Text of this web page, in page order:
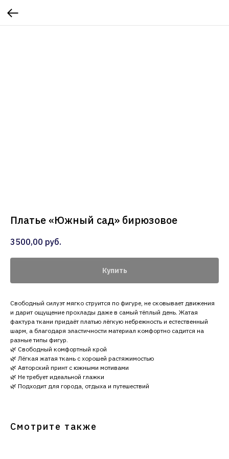
Платье «Южный сад» бирюзовое
3500,00 руб.
Купить
Свободный силуэт мягко струится по фигуре, не сковывает движения
и дарит ощущение прохлады даже в самый тёплый день. Жатая
фактура ткани придаёт платью лёгкую небрежность и естественный
шарм, а благодаря эластичности материал комфортно садится на
разные типы фигур.
🌿 Свободный комфортный крой
🌿 Лёгкая жатая ткань с хорошей растяжимостью
🌿 Авторский принт с южными мотивами
🌿 Не требует идеальной глажки
🌿 Подходит для города, отдыха и путешествий
Смотрите также